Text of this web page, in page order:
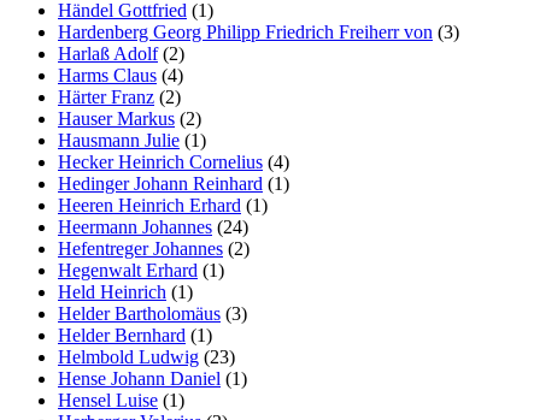
Händel Gottfried (1)
Hardenberg Georg Philipp Friedrich Freiherr von (3)
Harlaß Adolf(2)
Harms Claus (4)
Härter Franz (2)
Hauser Markus (2)
Hausmann Julie (1)
Hecker Heinrich Cornelius (4)
Hedinger Johann Reinhard (1)
Heeren Heinrich Erhard (1)
Heermann Johannes (24)
Hefentreger Johannes (2)
Hegenwalt Erhard (1)
Held Heinrich (1)
Helder Bartholomäus (3)
Helder Bernhard (1)
Helmbold Ludwig (23)
Hense Johann Daniel (1)
Hensel Luise (1)